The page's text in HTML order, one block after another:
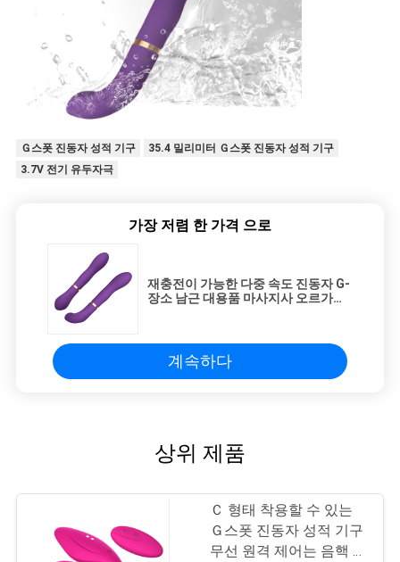
Ｇ스폿 진동자 성적 기구
35.4 밀리미터 Ｇ스폿 진동자 성적 기구
3.7V 전기 유두자극
가장 저렴 한 가격 으로
재충전이 가능한 다중 속도 진동자 G-
장소 남근 대용품 마사지사 오르가즘
계속하다
상위 제품
Ｃ 형태 착용할 수 있는
Ｇ스폿 진동자 성적 기구
무선 원격 제어는 음핵 진